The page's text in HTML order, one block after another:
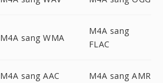
M4A sang WMA
M4A sang
FLAC
M4A sang AAC M4A sang AMR